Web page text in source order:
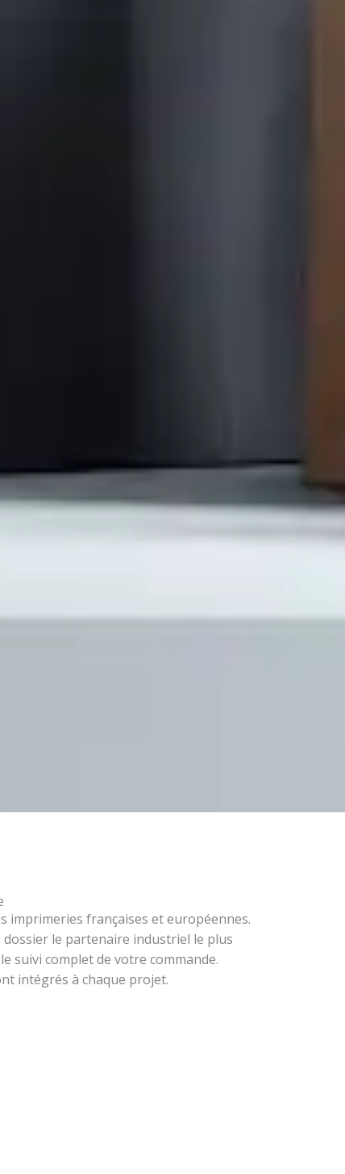
imprimeries françaises et européennes.
le partenaire industriel le plus
suivi complet de votre commande.
intégrés à chaque projet.